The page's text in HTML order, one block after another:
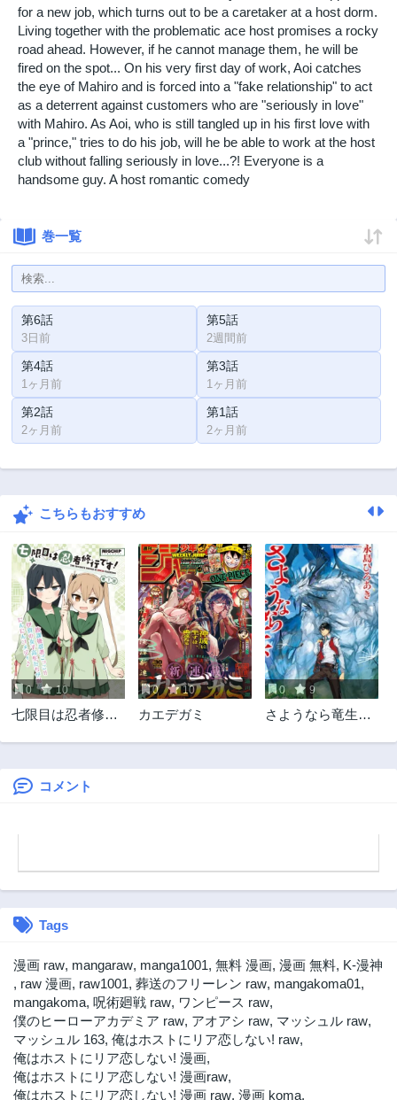
for a new job, which turns out to be a caretaker at a host dorm.
Living together with the problematic ace host promises a rocky
road ahead. However, if he cannot manage them, he will be
fired on the spot... On his very first day of work, Aoi catches
the eye of Mahiro and is forced into a "fake relationship" to act
as a deterrent against customers who are "seriously in love"
with Mahiro. As Aoi, who is still tangled up in his first love with
a "prince," tries to do his job, will he be able to work at the host
club without falling seriously in love...?! Everyone is a
handsome guy. A host romantic comedy
巻一覧
第6話
3日前
第5話
2週間前
第4話
1ヶ月前
第3話
1ヶ月前
第2話
2ヶ月前
第1話
2ヶ月前
こちらもおすすめ
0 10
七限目は忍者修行
0 10
カエデガミ
0 9
さようなら竜生、
コメント
Tags
漫画 raw, mangaraw, manga1001, 無料 漫画, 漫画 無料, K-漫神
, raw 漫画, raw1001, 葬送のフリーレン raw, mangakoma01,
mangakoma, 呪術廻戦 raw, ワンピース raw,
僕のヒーローアカデミア raw, アオアシ raw, マッシュル raw,
マッシュル 163, 俺はホストにリア恋しない! raw,
俺はホストにリア恋しない! 漫画,
俺はホストにリア恋しない! 漫画raw,
俺はホストにリア恋しない! 漫画 raw, 漫画 koma,